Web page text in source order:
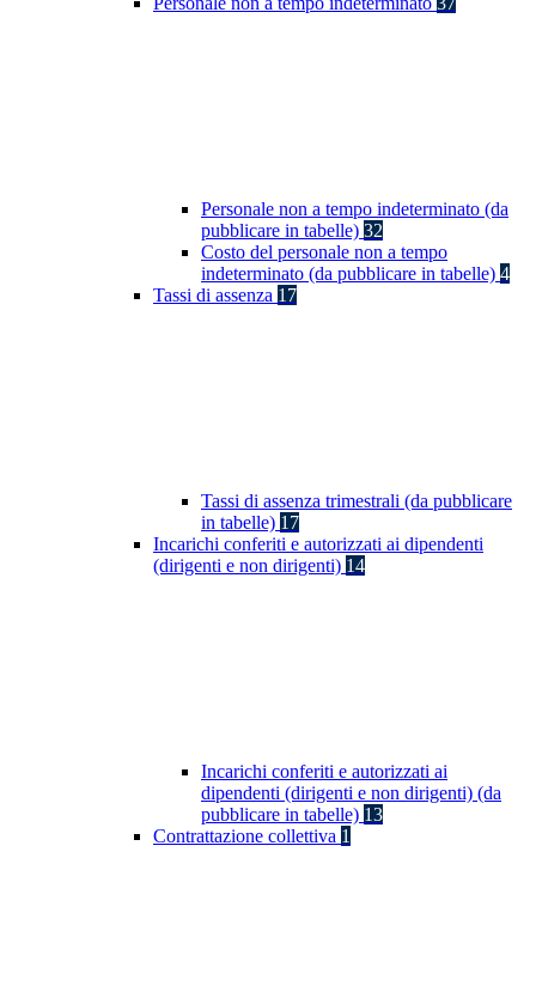
Personale non a tempo indeterminato (da
pubblicare in tabelle) 32
Costo del personale non a tempo
indeterminato (da pubblicare in tabelle) 4
Tassi di assenza 17
Tassi di assenza trimestrali (da pubblicare
in tabelle) 17
Incarichi conferiti e autorizzati ai dipendenti
(dirigenti e non dirigenti) 14
Incarichi conferiti e autorizzati ai
dipendenti (dirigenti e non dirigenti) (da
pubblicare in tabelle) 13
Contrattazione collettiva 1